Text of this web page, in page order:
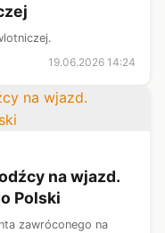
19.06.2026 14:24
na wjazd.
Polski
zawróconego na